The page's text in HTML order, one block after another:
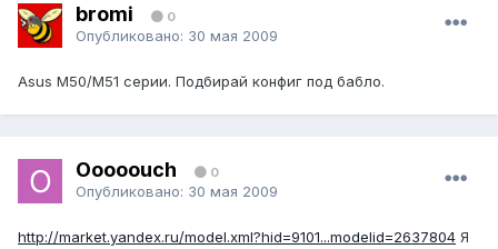
bromi 0
Опубликовано: 30 мая 2009
Asus M50/M51 серии. Подбирай конфиг под бабло.
Ooooouch 0
Опубликовано: 30 мая 2009
http://market.yandex.ru/model.xml?hid=9101...modelid=2637804 Я